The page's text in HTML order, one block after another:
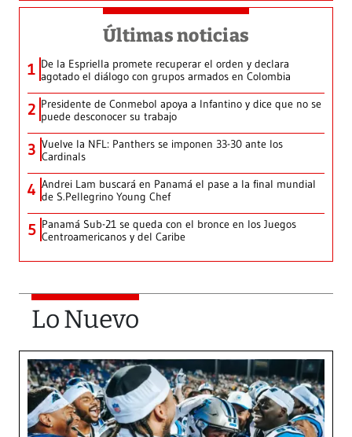
Últimas noticias
1 De la Espriella promete recuperar el orden y declara
agotado el diálogo con grupos armados en Colombia
2 Presidente de Conmebol apoya a Infantino y dice que no se
puede desconocer su trabajo
3 Vuelve la NFL: Panthers se imponen 33-30 ante los
Cardinals
4 Andrei Lam buscará en Panamá el pase a la final mundial
de S.Pellegrino Young Chef
5 Panamá Sub-21 se queda con el bronce en los Juegos
Centroamericanos y del Caribe
Lo Nuevo